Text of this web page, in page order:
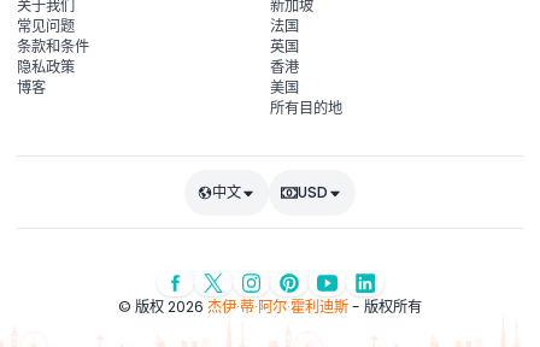
关于我们
常见问题
条款和条件
隐私政策
博客
新加坡
法国
英国
香港
美国
所有目的地
中文 USD
© 版权 2026 杰伊·蒂·阿尔·霍利迪斯- 版权所有